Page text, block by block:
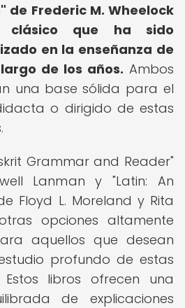
de Frederic M. Wheelock
clásico que ha sido
en la enseñanza de
de los años. Ambos
una base sólida para el
o dirigido de estas
Grammar and Reader"
Lanman y "Latin: An
Floyd L. Moreland y Rita
opciones altamente
aquellos que desean
profundo de estas
Estos libros ofrecen una
de explicaciones